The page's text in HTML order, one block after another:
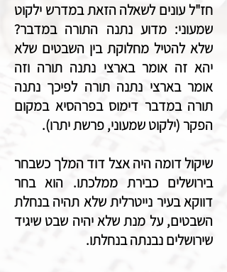
חז"ל עונים לשאלה הזאת במדרש ילקוט
שמעוני: מדוע נתנה התורה במדבר?
שלא להטיל מחלוקת בין השבטים שלא
יהא זה אומר בארצי נתנה תורה וזה
אומר בארצי נתנה תורה לפיכך נתנה
תורה במדבר דימוס בפרהסיא במקום
הפקר (ילקוט שמעוני, פרשת יתרו).
שיקול דומה היה אצל דוד המלך כשבחר
בירושלים כבירת ממלכתו. הוא בחר
דווקא בעיר נייטרלית שלא תהיה בנחלת
השבטים, על מנת שלא יהיה שבט שיגיד
שירושלים נבנתה בנחלתו.